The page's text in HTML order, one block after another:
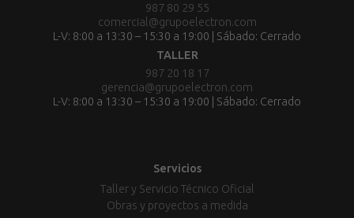
987 80 29 55
comercial@grupoelectron.com
L-V: 8:00 a 13:30 – 15:30 a 19:00 | Sábado: Cerrado
TALLER
987 20 18 17
gerencia@grupoelectron.com
L-V: 8:00 a 13:30 – 15:30 a 19:00 | Sábado: Cerrado
Servicios
Taller y Servicio Técnico Oficial
Obras y proyectos a medida